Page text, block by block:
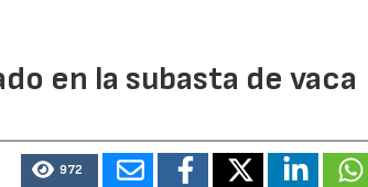
en la subasta de vaca
972